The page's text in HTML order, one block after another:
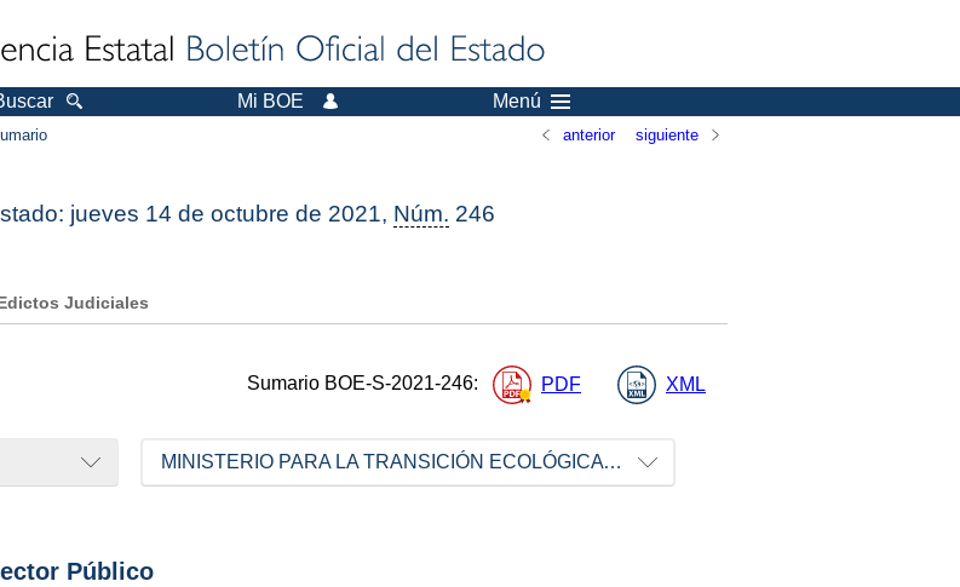
Mi BOE Menú
anterior siguiente
jueves 14 de octubre de 2021, Núm. 246
Edictos Judiciales
Sumario BOE-S-2021-246: PDF XML
MINISTERIO PARA LA TRANSICIÓN ECOLÓGICA Y EL RETO DEMOGRÁFICO
Público